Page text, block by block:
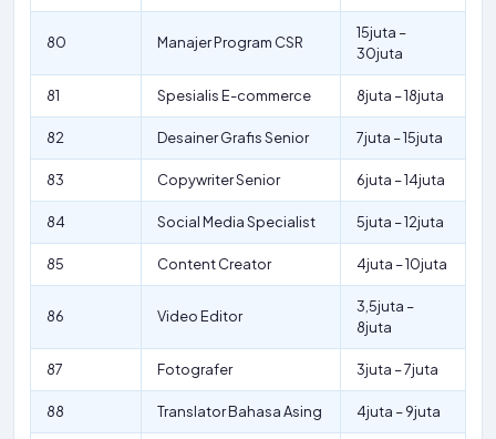
80 Manajer Program CSR
15juta –
30juta
81 Spesialis E-commerce 8juta – 18juta
82 Desainer Grafis Senior 7juta – 15juta
83 Copywriter Senior 6juta – 14juta
84 Social Media Specialist 5juta – 12juta
85 Content Creator 4juta – 10juta
86 Video Editor
3,5juta –
8juta
87 Fotografer 3juta – 7juta
88 Translator Bahasa Asing 4juta – 9juta